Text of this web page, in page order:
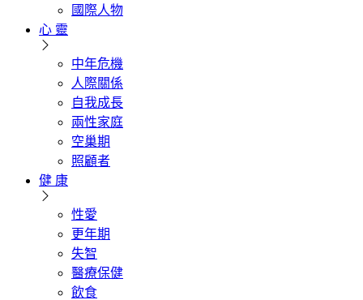
國際人物
心 靈
中年危機
人際關係
自我成長
兩性家庭
空巢期
照顧者
健 康
性愛
更年期
失智
醫療保健
飲食